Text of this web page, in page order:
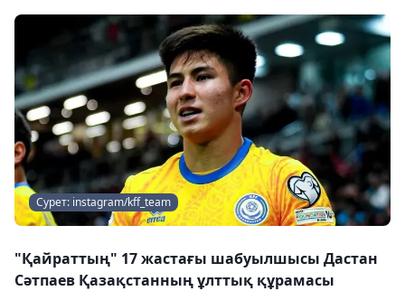
Сурет: instagram/kff_team
"Қайраттың" 17 жастағы шабуылшысы Дастан
Сәтпаев Қазақстанның ұлттық құрамасы